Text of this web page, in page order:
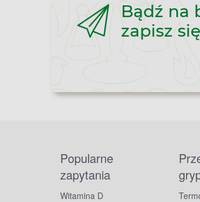
Bądź na
zapisz
Popularne
zapytania
Witamina D